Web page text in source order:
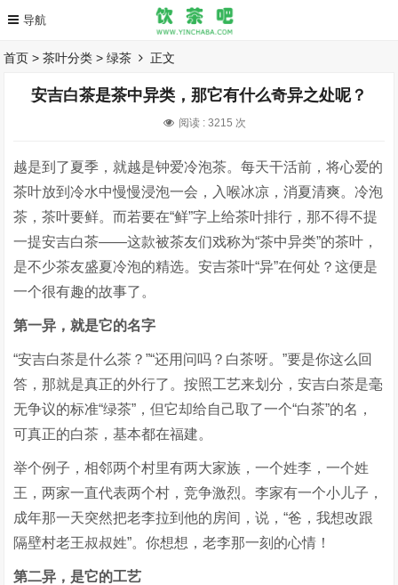
首页 >茶叶分类 >绿茶 正文
安吉白茶是茶中异类，那它有什么奇异之处呢？
阅读 :3215 次
越是到了夏季，就越是钟爱冷泡茶。每天干活前，将心爱的
茶叶放到冷水中慢慢浸泡一会，入喉冰凉，消夏清爽。冷泡
茶，茶叶要鲜。而若要在“鲜”字上给茶叶排行，那不得不提
一提安吉白茶——这款被茶友们戏称为“茶中异类”的茶叶，
是不少茶友盛夏冷泡的精选。安吉茶叶“异”在何处？这便是
一个很有趣的故事了。
第一异，就是它的名字
“安吉白茶是什么茶？”“还用问吗？白茶呀。”要是你这么回
答，那就是真正的外行了。按照工艺来划分，安吉白茶是毫
无争议的标准“绿茶”，但它却给自己取了一个“白茶”的名，
可真正的白茶，基本都在福建。
举个例子，相邻两个村里有两大家族，一个姓李，一个姓
王，两家一直代表两个村，竞争激烈。李家有一个小儿子，
成年那一天突然把老李拉到他的房间，说，“爸，我想改跟
隔壁村老王叔叔姓”。你想想，老李那一刻的心情！
第二异，是它的工艺